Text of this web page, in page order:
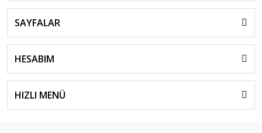
SAYFALAR
HESABIM
HIZLI MENÜ